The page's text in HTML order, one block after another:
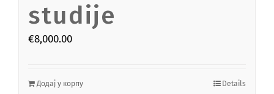
studije
€8,000.00
Додај у корпу Details